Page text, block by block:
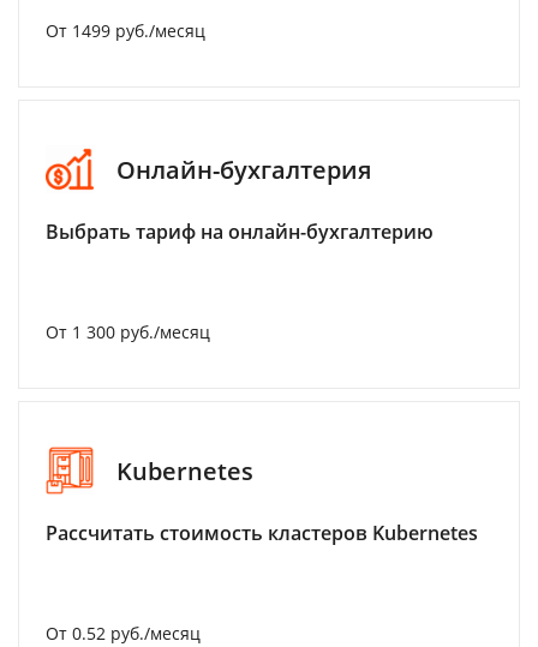
От 1499 руб./месяц
Онлайн-бухгалтерия
Выбрать тариф на онлайн-бухгалтерию
От 1 300 руб./месяц
Kubernetes
Рассчитать стоимость кластеров Kubernetes
От 0.52 руб./месяц